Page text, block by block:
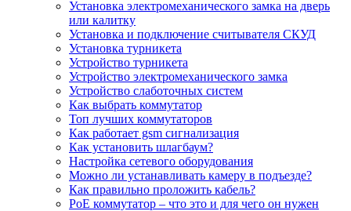
Установка электромеханического замка на дверь
или калитку
Установка и подключение считывателя СКУД
Установка турникета
Устройство турникета
Устройство электромеханического замка
Устройство слаботочных систем
Как выбрать коммутатор
Топ лучших коммутаторов
Как работает gsm сигнализация
Как установить шлагбаум?
Настройка сетевого оборудования
Можно ли устанавливать камеру в подъезде?
Как правильно проложить кабель?
PoE коммутатор – что это и для чего он нужен